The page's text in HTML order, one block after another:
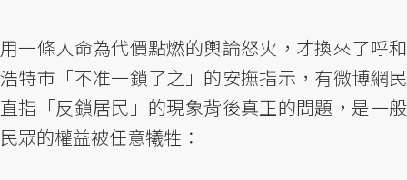
用一條人命為代價點燃的輿論怒火，才換來了呼和
浩特市「不准一鎖了之」的安撫指示，有微博網民
直指「反鎖居民」的現象背後真正的問題，是一般
民眾的權益被任意犧牲：